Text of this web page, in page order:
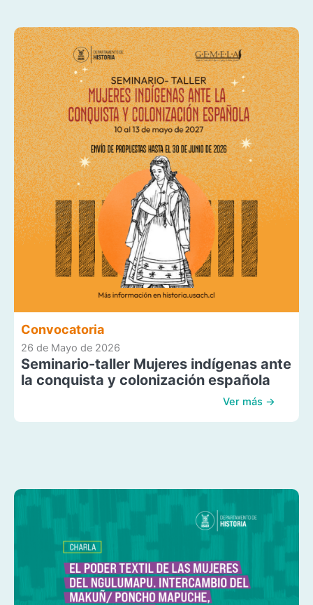
Convocatoria
26 de Mayo de 2026
Seminario-taller Mujeres indígenas ante
la conquista y colonización española
Ver más →